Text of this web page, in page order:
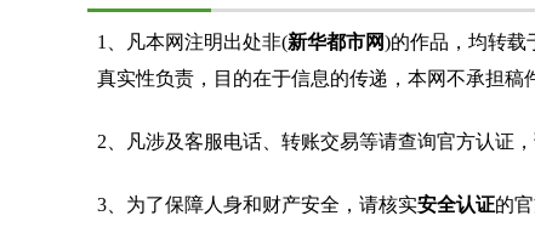
1、凡本网注明出处非(新华都市网)的作品，均转载
真实性负责，目的在于信息的传递，本网不承担稿
2、凡涉及客服电话、转账交易等请查询官方认证，
3、为了保障人身和财产安全，请核实安全认证的